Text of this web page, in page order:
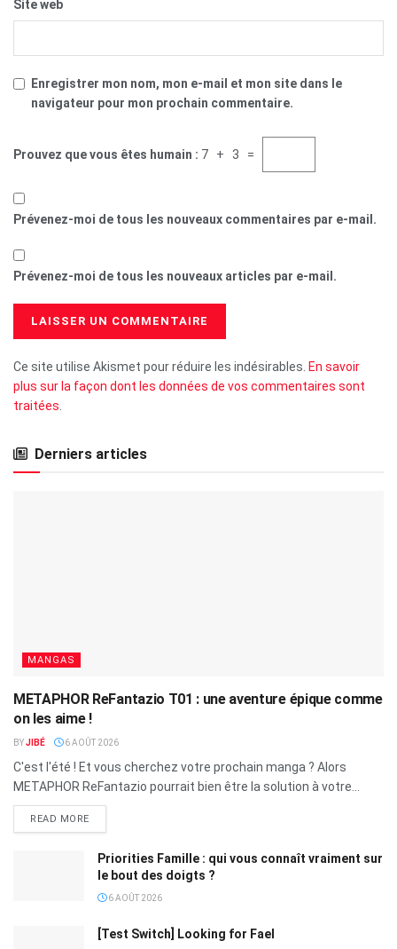
Site web
Enregistrer mon nom, mon e-mail et mon site dans le
navigateur pour mon prochain commentaire.
Prouvez que vous êtes humain : 7 + 3 =
Prévenez-moi de tous les nouveaux commentaires par e-mail.
Prévenez-moi de tous les nouveaux articles par e-mail.
Ce site utilise Akismet pour réduire les indésirables. En savoir
plus sur la façon dont les données de vos commentaires sont
traitées
Derniers articles
MANGAS
METAPHOR ReFantazio T01 : une aventure épique comme
on les aime !
BYJIBÉ 6 AOÛT 2026
C'est l'été ! Et vous cherchez votre prochain manga ? Alors
METAPHOR ReFantazio pourrait bien être la solution à votre...
READ MORE
Priorities Famille : qui vous connaît vraiment sur
le bout des doigts ?
6 AOÛT 2026
[Test Switch] Looking for Fael